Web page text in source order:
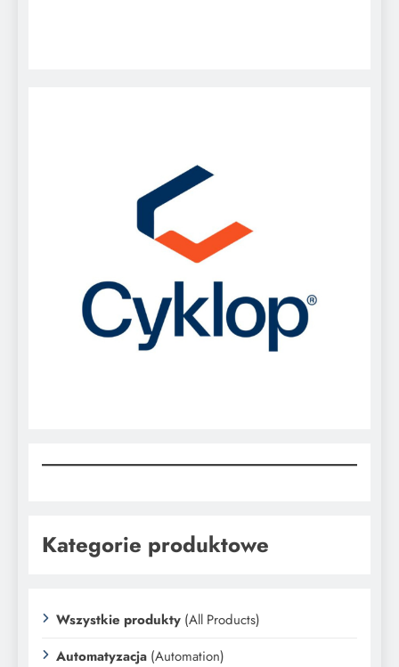
Kategorie produktowe
Wszystkie produkty (All Products)
Automatyzacja (Automation)